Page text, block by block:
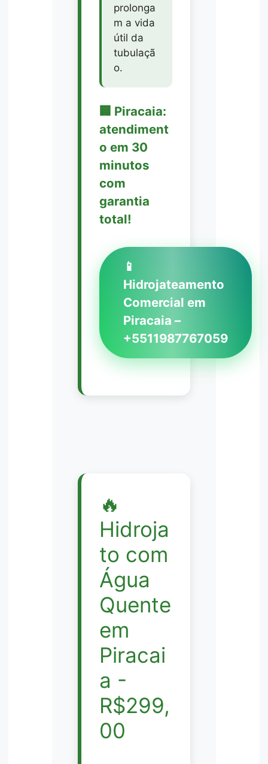
prolonga
m a vida
útil da
tubulaçã
o.
🏢 Piracaia:
atendiment
o em 30
minutos
com
garantia
total!
📱
Hidrojateamento
Comercial em
Piracaia –
+5511987767059
🔥
Hidroja
to com
Água
Quente
em
Piracai
a -
R$299,
00